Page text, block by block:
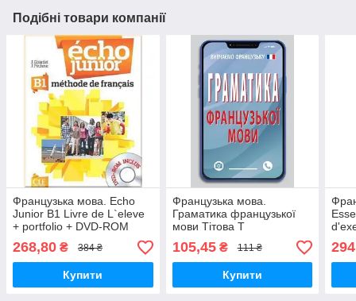
Подібні товари компанії
Французька мова. Echo
Junior B1 Livre de L`eleve
+ portfolio + DVD-ROM
268,80 ₴ 384 ₴
Купити
Французька мова.
Граматика французької
мови Тітова Т
105,45₴ 111 ₴
Купити